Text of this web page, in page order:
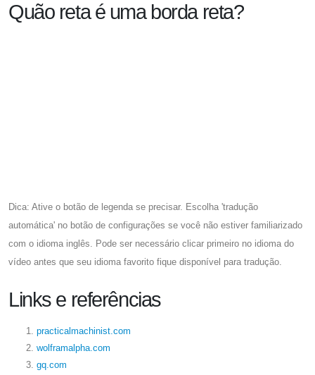
Quão reta é uma borda reta?
Dica: Ative o botão de legenda se precisar. Escolha 'tradução
automática' no botão de configurações se você não estiver familiarizado
com o idioma inglês. Pode ser necessário clicar primeiro no idioma do
vídeo antes que seu idioma favorito fique disponível para tradução.
Links e referências
practicalmachinist.com
wolframalpha.com
gq.com